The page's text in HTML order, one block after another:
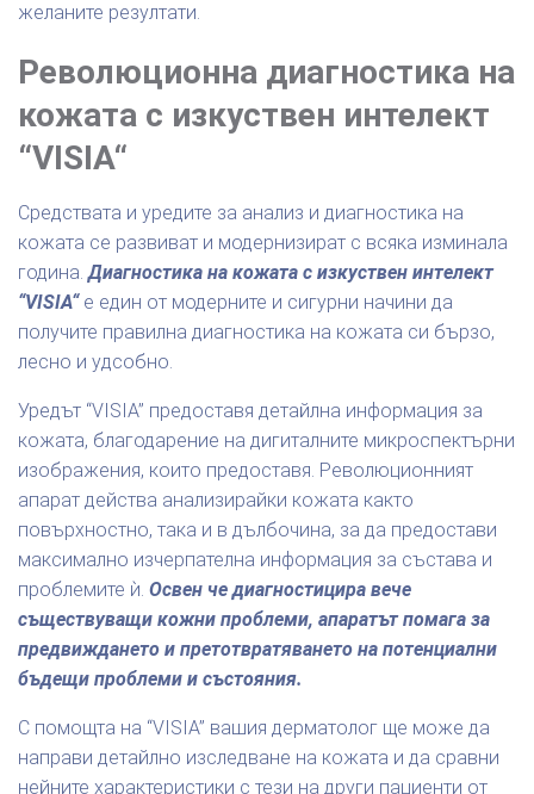
желаните резултати.
Революционна диагностика на
кожата с изкуствен интелект
“VISIA“
Средствата и уредите за анализ и диагностика на
кожата се развиват и модернизират с всяка изминала
година.Диагностика на кожата с изкуствен интелект
“VISIA“е един от модерните и сигурни начини да
получите правилна диагностика на кожата си бързо,
лесно и удсобно.
Уредът “VISIA” предоставя детайлна информация за
кожата, благодарение на дигиталните микроспектърни
изображения, които предоставя. Революционният
апарат действа анализирайки кожата както
повърхностно, така и в дълбочина, за да предостави
максимално изчерпателна информация за състава и
проблемите ѝ. Освен че диагностицира вече
съществуващи кожни проблеми, апаратът помага за
предвиждането и претотвратяването на потенциални
бъдещи проблеми и състояния.
С помощта на “VISIA” вашия дерматолог ще може да
направи детайлно изследване на кожата и да сравни
нейните характеристики с тези на други пациенти от